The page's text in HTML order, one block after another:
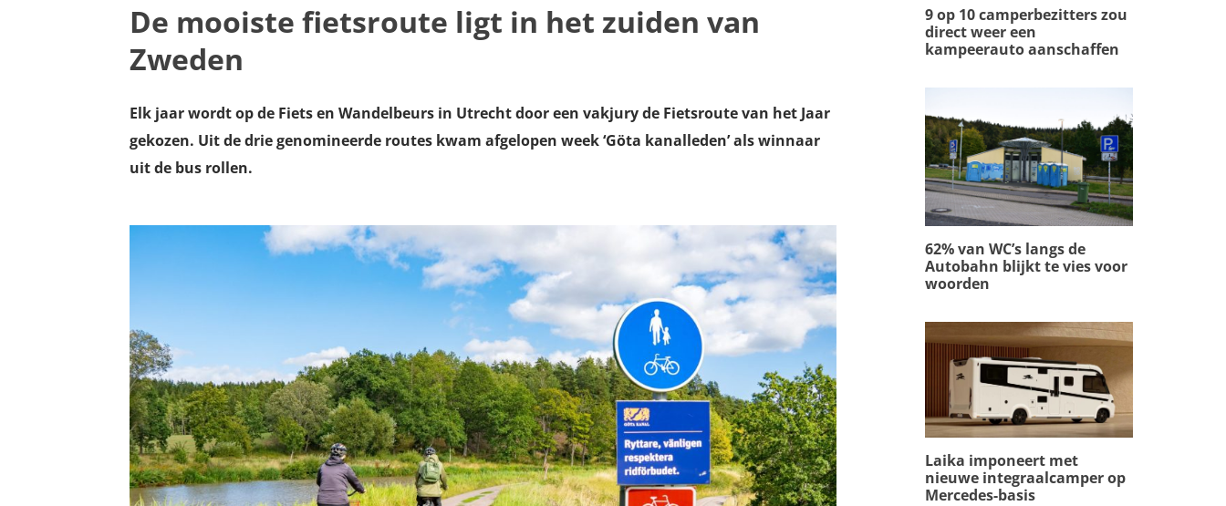
De mooiste fietsroute ligt in het zuiden van
Zweden
Elk jaar wordt op de Fiets en Wandelbeurs in Utrecht door een vakjury de Fietsroute van het Jaar
gekozen. Uit de drie genomineerde routes kwam afgelopen week ‘Göta kanalleden’ als winnaar
uit de bus rollen.
9 op 10 camperbezitters zou
direct weer een
kampeerauto aanschaffen
62% van WC’s langs de
Autobahn blijkt te vies voor
woorden
Laika imponeert met
nieuwe integraalcamper op
Mercedes-basis